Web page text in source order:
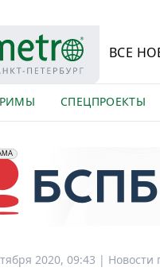
ВСЕ
СПЕЦПРОЕКТЫ
"Санкт-Петербург", ИНН:
2020, 09:43 | Новости